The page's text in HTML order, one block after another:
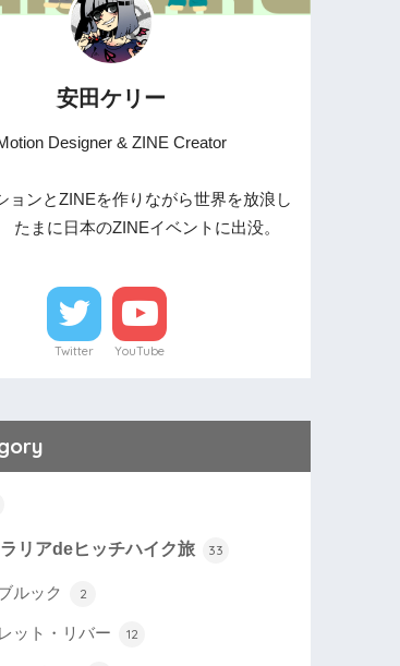
安田ケリー
Designer & ZINE Creator
ョンとZINEを作りながら世界を放浪し
たまに日本のZINEイベントに出没。
Twitter YouTube
リアdeヒッチハイク旅 33
ルック 2
ット・リバー 12